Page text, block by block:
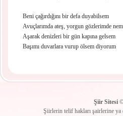
Beni çağırdığını bir defa duyabilsem
Avuçlarımda ateş, yorgun gözlerimde nem
Aşarak denizleri bir gün kapına gelsem
Başımı duvarlara vurup ölsem diyorum
Şiir Sitesi
Şiirlerin telif hakları şairlerine